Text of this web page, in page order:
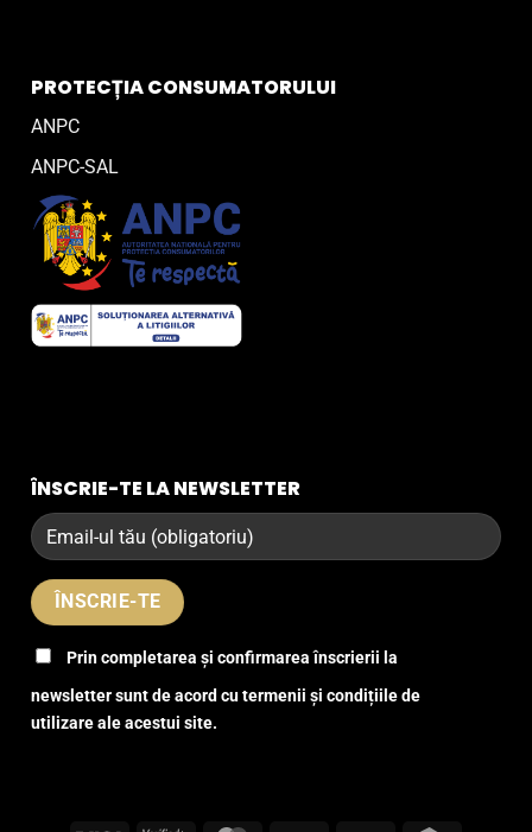
PROTECȚIA CONSUMATORULUI
ANPC
ANPC-SAL
ÎNSCRIE-TE LA NEWSLETTER
Prin completarea și confirmarea înscrierii la
newsletter sunt de acord cu termenii și condițiile de
utilizare ale acestui site.